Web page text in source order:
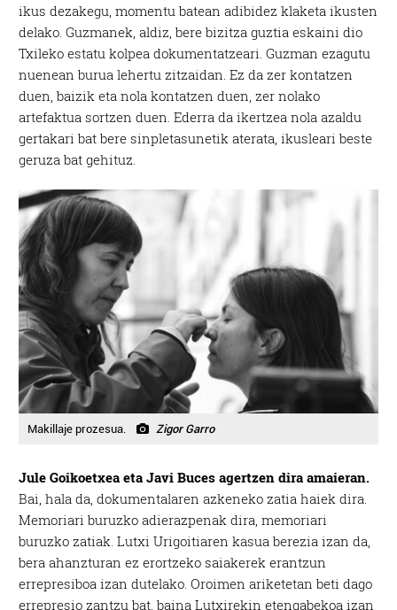
ikus dezakegu, momentu batean adibidez klaketa ikusten
delako. Guzmanek, aldiz, bere bizitza guztia eskaini dio
Txileko estatu kolpea dokumentatzeari. Guzman ezagutu
nuenean burua lehertu zitzaidan. Ez da zer kontatzen
duen, baizik eta nola kontatzen duen, zer nolako
artefaktua sortzen duen. Ederra da ikertzea nola azaldu
gertakari bat bere sinpletasunetik aterata, ikusleari beste
geruza bat gehituz.
Makillaje prozesua. Zigor Garro
Jule Goikoetxea eta Javi Buces agertzen dira amaieran.
Bai, hala da, dokumentalaren azkeneko zatia haiek dira.
Memoriari buruzko adierazpenak dira, memoriari
buruzko zatiak. Lutxi Urigoitiaren kasua berezia izan da,
bera ahanzturan ez erortzeko saiakerek erantzun
errepresiboa izan dutelako. Oroimen ariketetan beti dago
errepresio zantzu bat, baina Lutxirekin etengabekoa izan